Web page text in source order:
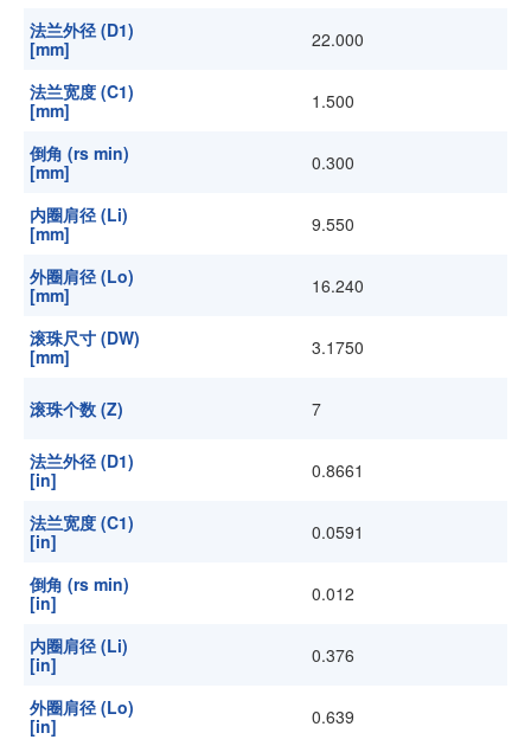
法兰外径 (D1)
[mm]
22.000
法兰宽度 (C1)
[mm]
1.500
倒角 (rs min)
[mm]
0.300
内圈肩径 (Li)
[mm]
9.550
外圈肩径 (Lo)
[mm]
16.240
滚珠尺寸 (DW)
[mm]
3.1750
滚珠个数 (Z) 7
法兰外径 (D1)
[in]
0.8661
法兰宽度 (C1)
[in]
0.0591
倒角 (rs min)
[in]
0.012
内圈肩径 (Li)
[in]
0.376
外圈肩径 (Lo)
[in]
0.639